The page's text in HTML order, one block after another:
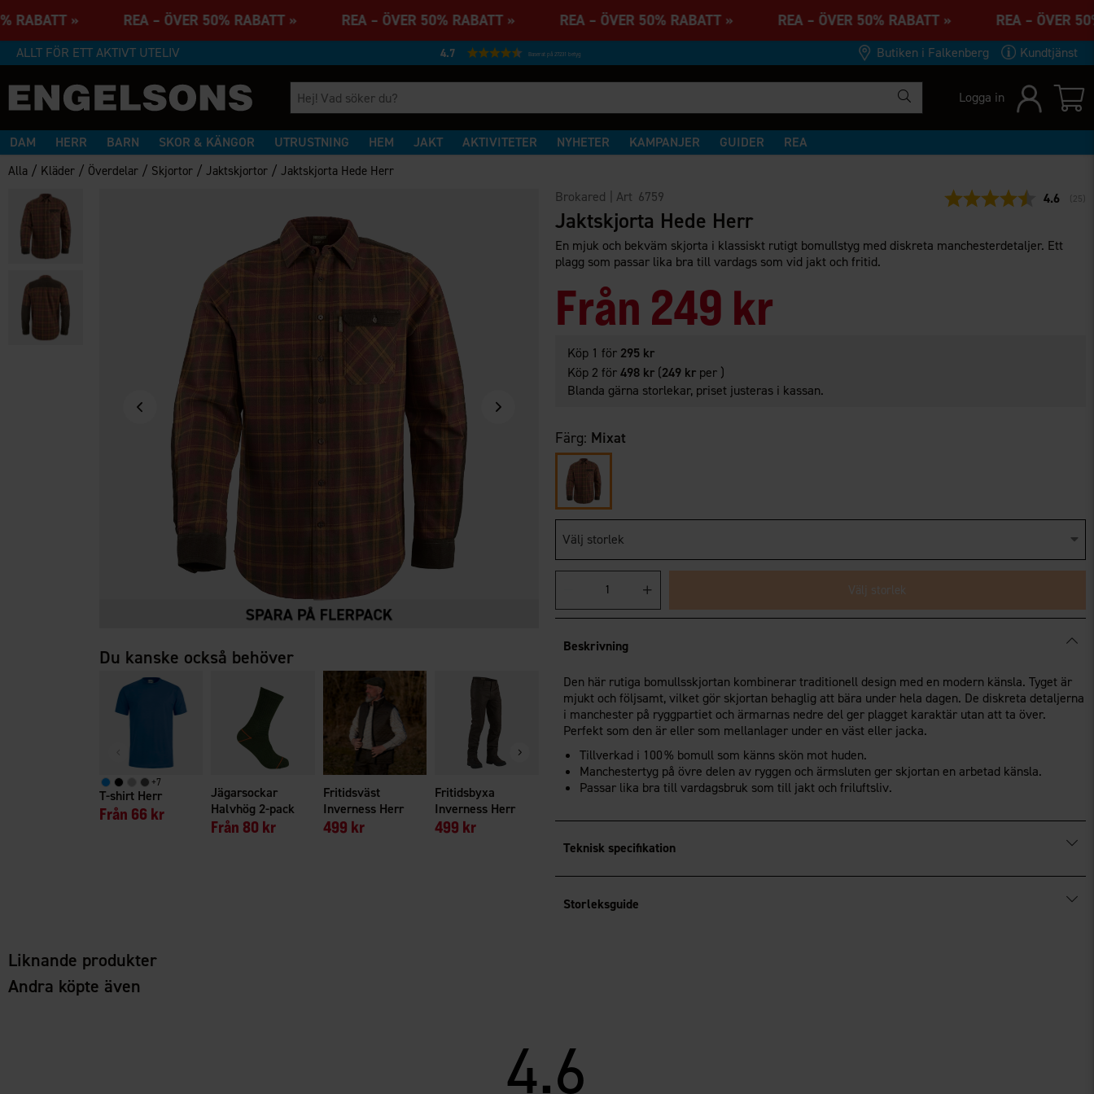
RABATT » REA – ÖVER 50% RABATT » REA – ÖVER 50% RABATT » REA – ÖVER 50% RABATT » REA – ÖVER 50% RABATT » REA –
ALLT FÖR ETT AKTIVT UTELIV 4.7 Baserat på 27231 betyg Butiken i Falkenberg Kundtjänst
Logga in
DAM HERR BARN SKOR & KÄNGOR UTRUSTNING HEM JAKT AKTIVITETER NYHETER KAMPANJER GUIDER REA
Alla / Kläder / Överdelar / Skjortor /Jaktskjortor /Jaktskjorta Hede Herr
Du kanske också behöver
+7
T-shirt Herr
Från 66 kr
Jägarsockar
Halvhög 2-pack
Från 80 kr
Fritidsväst
Inverness Herr
499 kr
Fritidsbyxa
Inverness Herr
499 kr
Magiska
Fingervantar
Vuxen 3-pack
Från 40 kr
Brokared | Art 6759 4.6 (25
Jaktskjorta Hede Herr
En mjuk och bekväm skjorta i klassiskt rutigt bomullstyg med diskreta manchesterdetaljer. Ett
plagg som passar lika bra till vardags som vid jakt och fritid.
Från 249 kr
Köp 1 för 295 kr
Köp 2 för498 kr (249 kr per )
Blanda gärna storlekar, priset justeras i kassan.
Färg: Mixat
Välj storlek
Välj storlek
Beskrivning
Den här rutiga bomullsskjortan kombinerar traditionell design med en modern känsla. Tyget är
mjukt och följsamt, vilket gör skjortan behaglig att bära under hela dagen. De diskreta detaljerna
i manchester på ryggpartiet och ärmarnas nedre del ger plagget karaktär utan att ta över.
Perfekt som den är eller som mellanlager under en väst eller jacka.
Tillverkad i 100 % bomull som känns skön mot huden.
Manchestertyg på övre delen av ryggen och ärmsluten ger skjortan en arbetad känsla.
Passar lika bra till vardagsbruk som till jakt och friluftsliv.
Teknisk specifikation
Storleksguide
Liknande produkter
Andra köpte även
4.6